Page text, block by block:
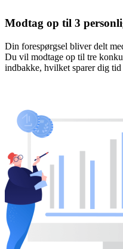
Modtag op til 3
Din forespørgsel bliver delt
Du vil modtage op til tre
indbakke, hvilket sparer dig